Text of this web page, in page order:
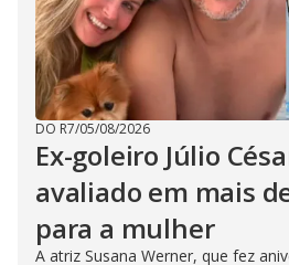
DO R7/05/08/2026
Ex-goleiro Júlio
avaliado em mais
para a mulher
A atriz Susana Werner, que fez